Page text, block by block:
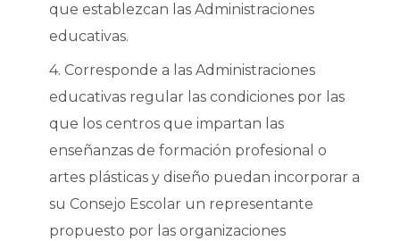
que establezcan las Administraciones
educativas.
4. Corresponde a las Administraciones
educativas regular las condiciones por las
que los centros que impartan las
enseñanzas de formación profesional o
artes plásticas y diseño puedan incorporar a
su Consejo Escolar un representante
propuesto por las organizaciones